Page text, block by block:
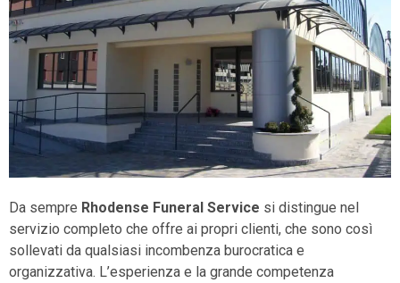
Da sempre Rhodense Funeral Service si distingue nel
servizio completo che offre ai propri clienti, che sono così
sollevati da qualsiasi incombenza burocratica e
organizzativa. L’esperienza e la grande competenza